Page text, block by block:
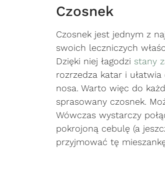
Czosnek
Czosnek jest jednym z
swoich leczniczych
Dzięki niej łagodzi stany
rozrzedza katar i
nosa. Warto więc do
sprasowany czosnek.
Wówczas wystarczy
pokrojoną cebulę (a
przyjmować tę